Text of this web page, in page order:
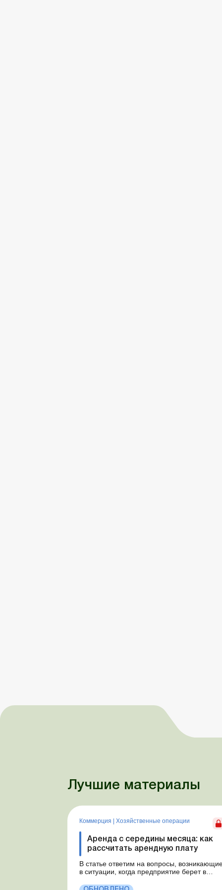
Лучшие материалы
Коммерция Хозяйственные операции
Аренда с середины месяца: как
рассчитать арендную плату
В статье ответим на вопросы,
в ситуации, когда предприятие берет в
который начинает действовать с середины